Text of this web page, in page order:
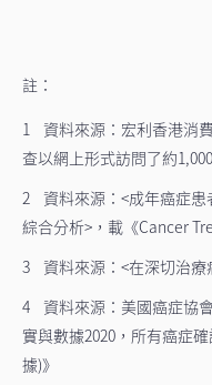
註：
1 資料來源：宏利香港消
查以網上形式訪問了約
2 資料來源：<成年癌症患
綜合分析>，載《Cancer
3 資料來源：<在深切治療
4 資料來源：美國癌症協
實與數據2020，所有癌症
據)》